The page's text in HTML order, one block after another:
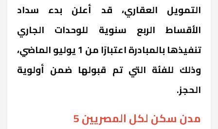
التمويل العقاري، قد أعلن بدء سداد
الأقساط الربع سنوية للوحدات الجاري
تنفيذها بالمبادرة اعتبارًا من 1 يوليو الماضي،
وذلك للفئة التي تم قبولها ضمن أولوية
الحجز.
مدن سكن لكل المصريين 5